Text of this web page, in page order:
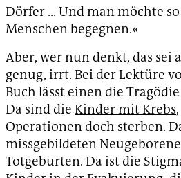
Dörfer … Und man möchte
Menschen begegnen.«
Aber, wer nun denkt, das sei
genug, irrt. Bei der Lektüre
Buch lässt einen die
Da sind die Kinder mit Krebs
Operationen doch sterben.
missgebildeten
Totgeburten. Da ist die